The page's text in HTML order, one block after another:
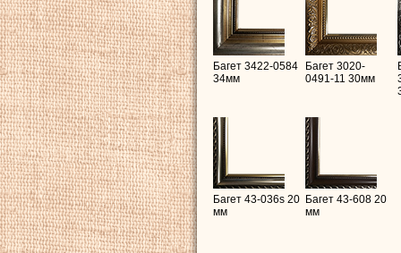
Багет 3422-0584
34мм
Багет 3020-
0491-11 30мм
Багет 43-036s 20
мм
Багет 43-608 20
мм